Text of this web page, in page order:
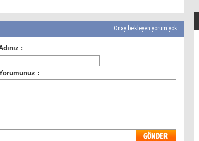
Onay bekleyen yorum yok.